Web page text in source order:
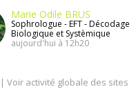
Marie Odile BRUS
Sophrologue - EFT - Décodage
Biologique et Systèmique
aujourd'hui à 12h20
| Voir activité globale des sites